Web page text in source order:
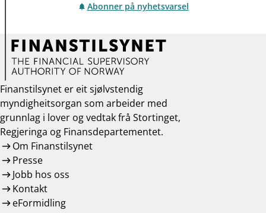
Abonner på nyhetsvarsel
Finanstilsynet er eit sjølvstendig
myndigheitsorgan som arbeider med
grunnlag i lover og vedtak frå Stortinget,
Regjeringa og Finansdepartementet.
Om Finanstilsynet
Presse
Jobb hos oss
Kontakt
eFormidling